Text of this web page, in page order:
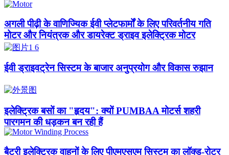
अगली पीढ़ी के वाणिज्यिक ईवी प्लेटफार्मों के लिए परिवर्तनीय गति
मोटर और नियंत्रक और डायरेक्ट ड्राइव इलेक्ट्रिक मोटर
ईवी ड्राइवट्रेन सिस्टम के बाजार अनुप्रयोग और विकास रुझान
इलेक्ट्रिक बसों का "हृदय": क्यों PUMBAA मोटर्स शहरी
पारगमन की धड़कन बन रही हैं
बैटरी इलेक्ट्रिक वाहनों के लिए पीएमएसएम सिस्टम का लॉक्ड-रोटर